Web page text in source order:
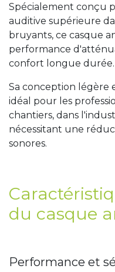
Spécialement conçu
auditive supérieure
bruyants, ce casque
performance
confort longue durée.
Sa conception légère
idéal pour les
chantiers, dans
nécessitant une
sonores.
du casque
Performance et